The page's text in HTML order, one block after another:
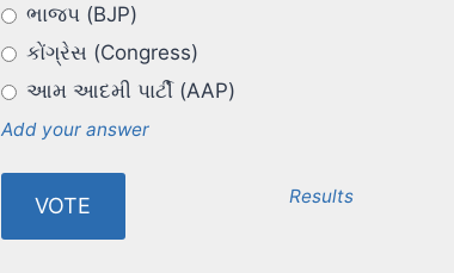
ભાજપ (BJP)
કોંગ્રેસ (Congress)
આમ આદમી પાર્ટી (AAP)
Add your answer
Results